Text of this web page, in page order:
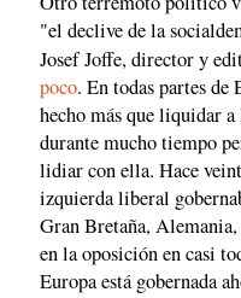
"el declive de la
Josef Joffe, director y
poco. En todas partes
hecho más que liquidar
durante mucho tiempo
lidiar con ella. Hace
izquierda liberal
Gran Bretaña,
en la oposición en casi
Europa está gobernada